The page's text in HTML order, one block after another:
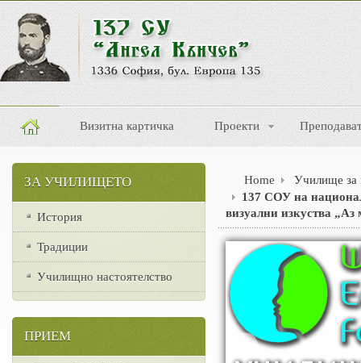
Визитна картичка Проекти
Home
Училище
137 СОУ на
визуални изкуства „Аз
ЗА УЧИЛИЩЕТО
История
Традиции
Училищно настоятелство
ПРИЕМ